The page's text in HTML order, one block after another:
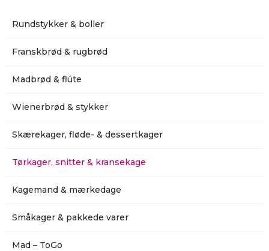
Rundstykker & boller
Franskbrød & rugbrød
Madbrød & flúte
Wienerbrød & stykker
Skærekager, fløde- & dessertkager
Tørkager, snitter & kransekage
Kagemand & mærkedage
Småkager & pakkede varer
Mad – ToGo